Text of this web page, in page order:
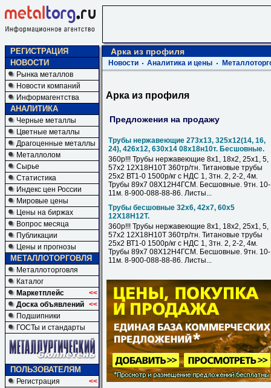
РЕГИСТРАЦИЯ
НОВОСТИ
Рынка металлов
Новости компаний
Информагентства
АНАЛИТИКА
Черные металлы
Цветные металлы
Драгоценные металлы
Металлолом
Сырье
Статистика
Индекс цен России
Мировые цены
Цены на биржах
Вопрос месяца
Публикации
Цены и прогнозы
МЕТАЛЛОТОРГОВЛЯ
Металлоторговля
Каталог
Маркетплейс
<<
Доска объявлений <<
Подшипники
ГОСТы и стандарты
ПОЛЬЗОВАТЕЛЯМ
Регистрация
<<
Арка из профиля
Новости Аналитика и цены
Арка из профиля
Предложения на продажу
Трубы нержавеющие 273х13, 325х12(14, 16,
24), 426х12, 630х14 08х18н10т. Бесшовные.
360р!!! Трубы нержавеющие 8х1, 18х2, 25х1, 5,
57х2 12Х18Н10Т 360тр/тн. Титановые трубы
25х2 ВТ1-0 1500р/кг с НДС 1, 3тн. 2, 2-2, 4м.
Трубы 89х7 08Х12Н4ГСМ. Бесшовные. 9тн. 10-
11м. 8-900-088-88-86. Листы...
Трубы бесшовные 32х6, 42х7, 60х5
12Х18Н12Т.
360р!!! Трубы нержавеющие 8х1, 18х2, 25х1, 5,
57х2 12Х18Н10Т 360тр/тн. Титановые трубы
25х2 ВТ1-0 1500р/кг с НДС 1, 3тн. 2, 2-2, 4м.
Трубы 89х7 08Х12Н4ГСМ. Бесшовные. 9тн. 10-
11м. 8-900-088-88-86. Листы...